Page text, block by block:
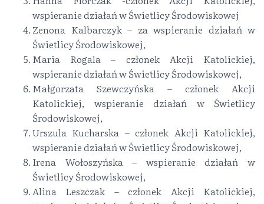
wspieranie działań w Świetlicy Środowiskowej
Zenona Kalbarczyk – za wspieranie działań w
Świetlicy Środowiskowej,
Maria Rogala – członek Akcji Katolickiej,
wspieranie działań w Świetlicy Środowiskowej,
Małgorzata Szewczyńska – członek Akcji
Katolickiej, wspieranie działań w Świetlicy
Środowiskowej,
Urszula Kucharska – członek Akcji Katolickiej,
wspieranie działań w Świetlicy Środowiskowej,
Irena Wołoszyńska – wspieranie działań w
Świetlicy Środowiskowej,
Alina Leszczak – członek Akcji Katolickiej,